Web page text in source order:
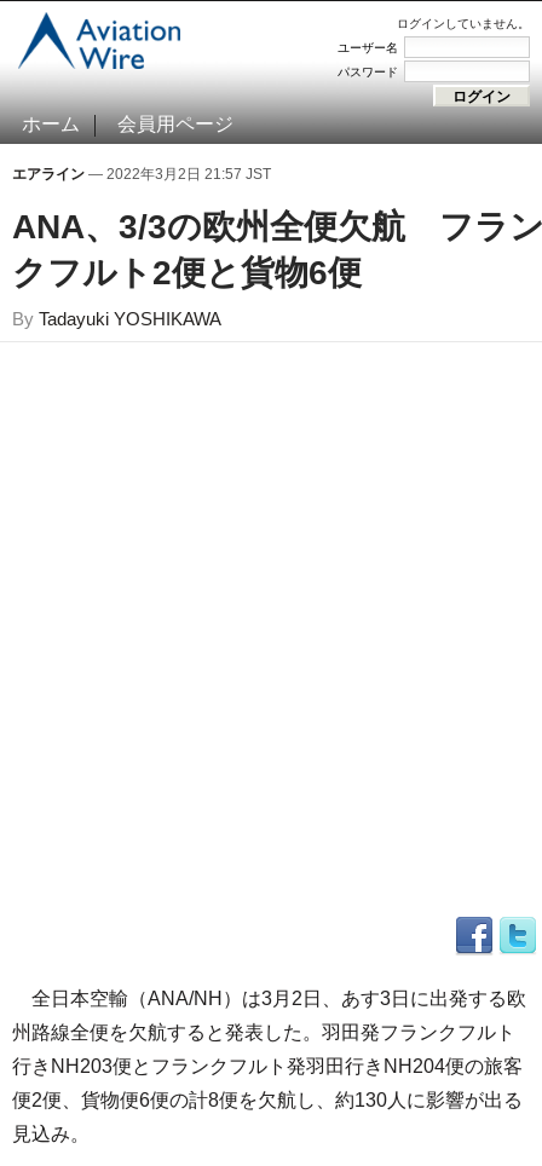
ログインしていません。
ユーザー名
パスワード
ホーム 会員用ページ
エアライン — 2022年3月2日 21:57 JST
ANA、3/3の欧州全便欠航 フラ
クフルト2便と貨物6便
By Tadayuki YOSHIKAWA
全日本空輸（ANA/NH）は3月2日、あす3日に出発する欧
州路線全便を欠航すると発表した。羽田発フランクフルト
行きNH203便とフランクフルト発羽田行きNH204便の旅客
便2便、貨物便6便の計8便を欠航し、約130人に影響が出る
見込み。